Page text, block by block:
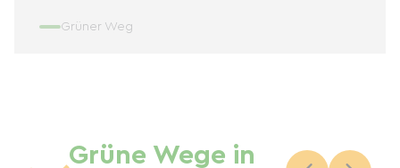
Grüner Weg
Grüne Wege in